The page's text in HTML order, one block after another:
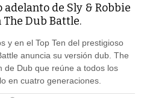
de Sly & Robbie
The Dub Battle.
y en el Top Ten del prestigioso
anuncia su versión dub. The
de Dub que reúne a todos los
en cuatro generaciones.